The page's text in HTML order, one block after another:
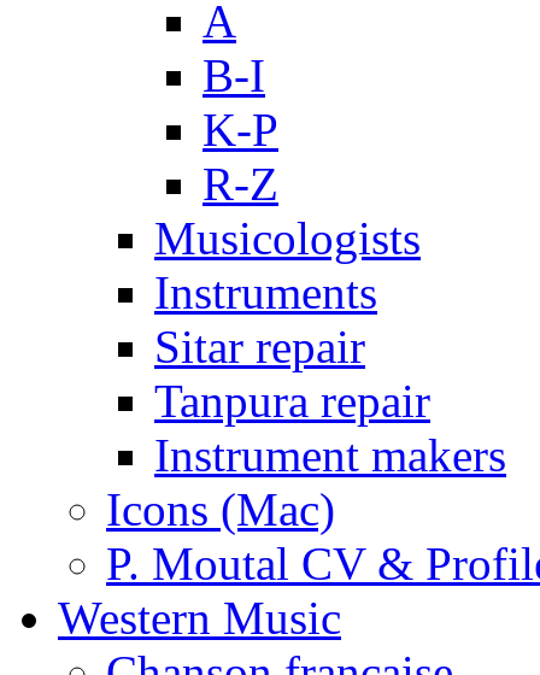
A
B-I
K-P
R-Z
Musicologists
Instruments
Sitar repair
Tanpura repair
Instrument makers
Icons (Mac)
P. Moutal CV &
Western Music